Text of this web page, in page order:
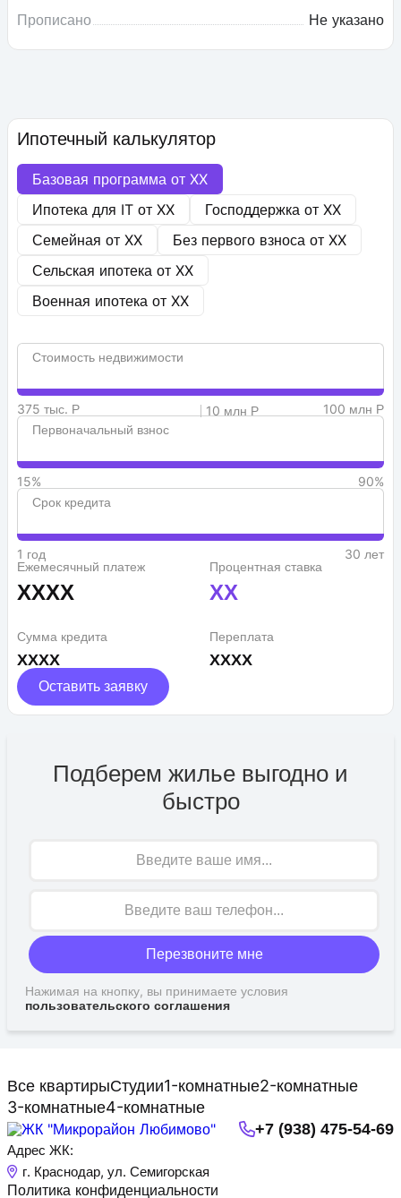
Прописано
Не указано
Ипотечный калькулятор
Базовая программа от XX
Ипотека для IT от XX Господдержка от XX
Семейная от XX Без первого взноса от XX
Сельская ипотека от XX
Военная ипотека от XX
Стоимость недвижимости
375 тыс. Р 10 млн Р
100 млн Р
Первоначальный взнос
15%
90%
Срок кредита
1 год
30 лет
Ежемесячный платеж
XXXX
Процентная ставка
XX
Сумма кредита
XXXX
Переплата
XXXX
Оставить заявку
Подберем жилье выгодно и
быстро
Перезвоните мне
Нажимая на кнопку, вы принимаете условия
пользовательского соглашения
Все квартирыСтудии1-комнатные2-комнатные
3-комнатные4-комнатные
Адрес ЖК:
г. Краснодар, ул. Семигорская
+7 (938) 475-54-69
Политика конфиденциальности